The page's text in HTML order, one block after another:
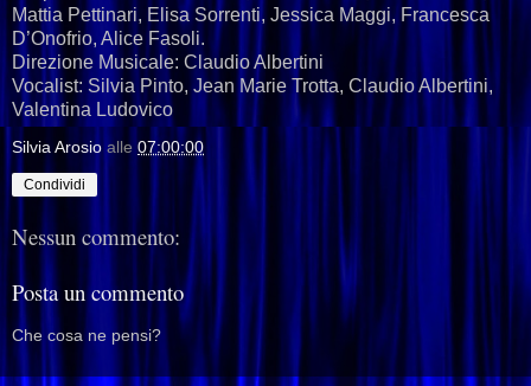
Mattia Pettinari, Elisa Sorrenti, Jessica Maggi, Francesca
D’Onofrio, Alice Fasoli.
Direzione Musicale: Claudio Albertini
Vocalist: Silvia Pinto, Jean Marie Trotta, Claudio Albertini,
Valentina Ludovico
Silvia Arosio alle 07:00:00
Condividi
Nessun commento:
Posta un commento
Che cosa ne pensi?